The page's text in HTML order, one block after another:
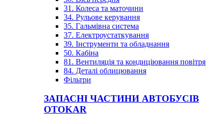
31. Колеса та маточини
34. Рульове керування
35. Гальмівна система
37. Електроустаткування
39. Інструменти та обладнання
50. Кабіна
81. Вентиляція та кондиціювання повітря
84. Деталі облицювання
Фільтри
ЗАПАСНІ ЧАСТИНИ АВТОБУСІВ
OTOKAR